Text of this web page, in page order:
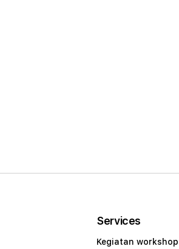
Services
Kegiatan workshop